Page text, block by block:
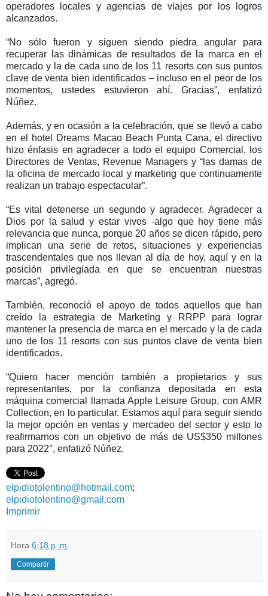
operadores locales y agencias de viajes por los logros
alcanzados.
“No sólo fueron y siguen siendo piedra angular para
recuperar las dinámicas de resultados de la marca en el
mercado y la de cada uno de los 11 resorts con sus puntos
clave de venta bien identificados – incluso en el peor de los
momentos, ustedes estuvieron ahí. Gracias”, enfatizó
Núñez.
Además, y en ocasión a la celebración, que se llevó a cabo
en el hotel Dreams Macao Beach Punta Cana, el directivo
hizo énfasis en agradecer a todo el equipo Comercial, los
Directores de Ventas, Revenue Managers y “las damas de
la oficina de mercado local y marketing que continuamente
realizan un trabajo espectacular”.
“Es vital detenerse un segundo y agradecer. Agradecer a
Dios por la salud y estar vivos -algo que hoy tiene más
relevancia que nunca, porque 20 años se dicen rápido, pero
implican una serie de retos, situaciones y experiencias
trascendentales que nos llevan al día de hoy, aquí y en la
posición privilegiada en que se encuentran nuestras
marcas”, agregó.
También, reconoció el apoyo de todos aquellos que han
creído la estrategia de Marketing y RRPP para lograr
mantener la presencia de marca en el mercado y la de cada
uno de los 11 resorts con sus puntos clave de venta bien
identificados.
“Quiero hacer mención también a propietarios y sus
representantes, por la confianza depositada en esta
máquina comercial llamada Apple Leisure Group, con AMR
Collection, en lo particular. Estamos aquí para seguir siendo
la mejor opción en ventas y mercadeo del sector y esto lo
reafirmarnos con un objetivo de más de US$350 millones
para 2022″, enfatizó Núñez.
elpidiotolentino@hotmail.com;
elpidiotolentino@gmail.com
Imprimir
Hora 6:18 p. m.
Compartir